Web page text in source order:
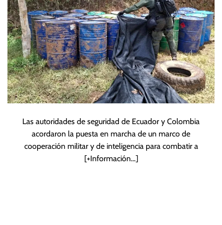
Las autoridades de seguridad de Ecuador y Colombia
acordaron la puesta en marcha de un marco de
cooperación militar y de inteligencia para combatir a
[+Información…]